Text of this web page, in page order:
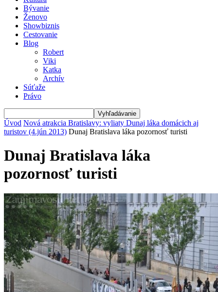
Bývanie
Ženovo
Showbiznis
Cestovanie
Blog
Robert
Viki
Katka
Archív
Súťaže
Právo
Úvod Nová atrakcia Bratislavy: vyliaty Dunaj láka domácich aj
turistov (4.jún 2013) Dunaj Bratislava láka pozornosť turisti
Dunaj Bratislava láka
pozornosť turisti